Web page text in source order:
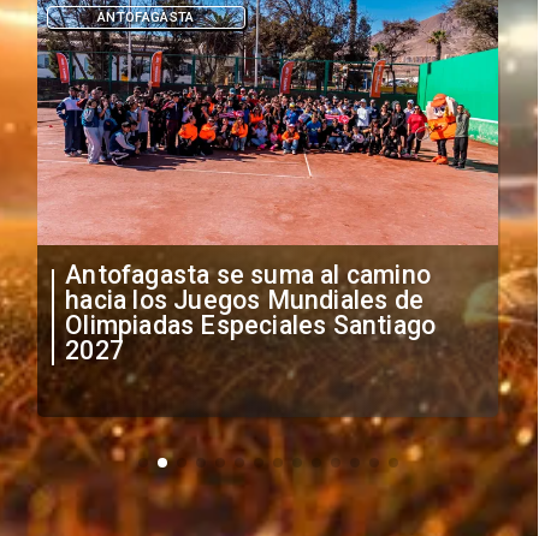
"Falta de profesionalismo": Sifup
anuncia medidas por situación
irregular de futbolistas
extranjeros
DEPORTES